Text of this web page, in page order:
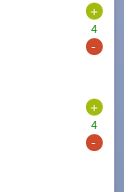
+
4
-
+
4
-